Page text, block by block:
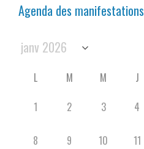
Agenda des manifestations
L M M J
1
2 3 4
8 9 10 11